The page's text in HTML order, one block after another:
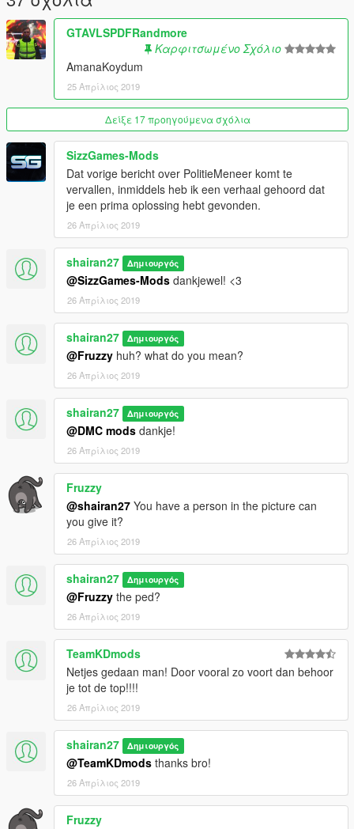
GTAVLSPDFRandmore
Καρφιτσωμένο Σχόλιο
AmanaKoydum
25 Απρίλιος 2019
Δείξε 17 προηγούμενα σχόλια
SizzGames-Mods
Dat vorige bericht over PolitieMeneer komt te
vervallen, inmiddels heb ik een verhaal gehoord dat
je een prima oplossing hebt gevonden.
26 Απρίλιος 2019
shairan27 Δημιουργός
@SizzGames-Mods dankjewel! <3
26 Απρίλιος 2019
shairan27 Δημιουργός
@Fruzzy huh? what do you mean?
26 Απρίλιος 2019
shairan27 Δημιουργός
@DMC mods dankje!
26 Απρίλιος 2019
Fruzzy
@shairan27 You have a person in the picture can
you give it?
26 Απρίλιος 2019
shairan27 Δημιουργός
@Fruzzy the ped?
26 Απρίλιος 2019
TeamKDmods
Netjes gedaan man! Door vooral zo voort dan behoor
je tot de top!!!!
26 Απρίλιος 2019
shairan27 Δημιουργός
@TeamKDmods thanks bro!
26 Απρίλιος 2019
Fruzzy